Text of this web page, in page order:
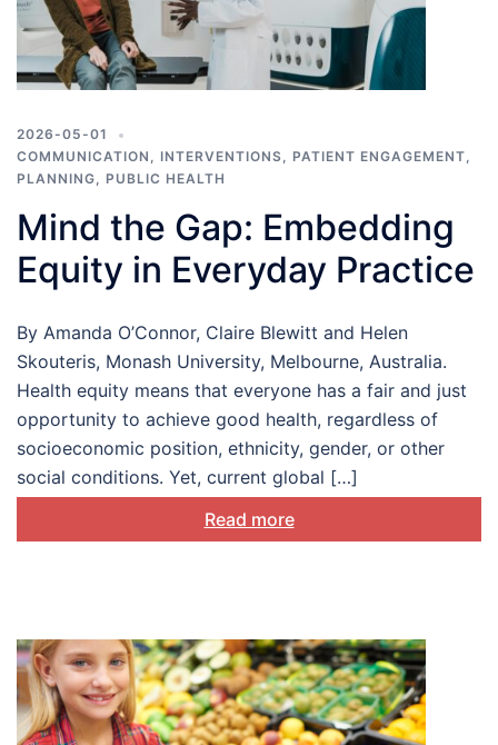
2026-05-01
COMMUNICATION , INTERVENTIONS, PATIENT ENGAGEMENT,
PLANNING, PUBLIC HEALTH
Mind the Gap: Embedding
Equity in Everyday Practice
By Amanda O’Connor, Claire Blewitt and Helen
Skouteris, Monash University, Melbourne, Australia.
Health equity means that everyone has a fair and just
opportunity to achieve good health, regardless of
socioeconomic position, ethnicity, gender, or other
social conditions. Yet, current global […]
Read more